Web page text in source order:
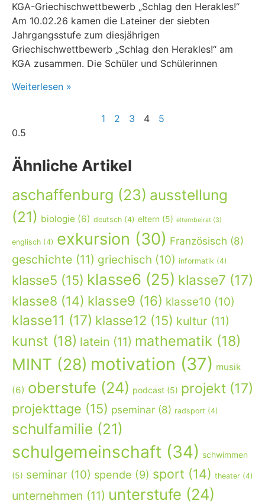
KGA-Griechischwettbewerb „Schlag den Herakles!“
Am 10.02.26 kamen die Lateiner der siebten
Jahrgangsstufe zum diesjährigen
Griechischwettbewerb „Schlag den Herakles!“ am
KGA zusammen. Die Schüler und Schülerinnen
Weiterlesen »
1 2 3 4 5
Ähnliche Artikel
aschaffenburg (23) ausstellung
(21) biologie (6) deutsch (4) eltern (5) elternbeirat (3)
englisch (4) exkursion (30) Französisch (8)
geschichte (11) griechisch (10) informatik (4)
klasse5 (15) klasse6 (25) klasse7 (17)
klasse8 (14) klasse9 (16) klasse10 (10)
klasse11 (17) klasse12 (15) kultur (11)
kunst (18) latein (11) mathematik (18)
MINT (28) motivation (37) musik
(6) oberstufe (24) podcast (5) projekt (17)
projekttage (15) pseminar (8) radsport (4)
schulfamilie (21)
schulgemeinschaft (34) schwimmen
(5) seminar (10) spende (9) sport (14) theater (4)
unternehmen (11) unterstufe (24)